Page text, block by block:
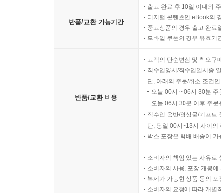
반품/교환 가능기간
출고 완료 후 10일 이내의
디지털 콘텐츠인 eBook의
중고상품의 경우 출고 완료
모바일 쿠폰의 경우 유효기
반품/교환 비용
고객의 단순변심 및 착오구
직수입양서/직수입일서중
단, 아래의 주문/취소 조건
오늘 00시 ~ 06시 30분
오늘 06시 30분 이후 주
직수입 음반/영상물/기프트
단, 당일 00시~13시 사이의
박스 포장은 택배 배송이
소비자의 책임 있는 사유로
소비자의 사용, 포장 개봉
복제가 가능한 상품 등의
소비자의 요청에 따라 개별